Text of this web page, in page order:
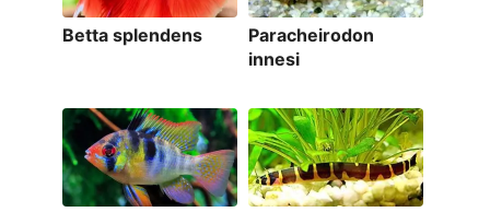
Betta splendens
Paracheirodon
innesi